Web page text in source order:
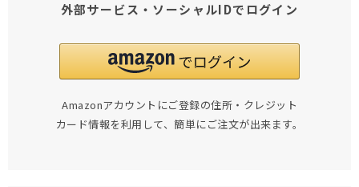
外部サービス・ソーシャルIDでログイン
Amazonアカウントにご登録の住所・クレジット
カード情報を利用して、簡単にご注文が出来ます。